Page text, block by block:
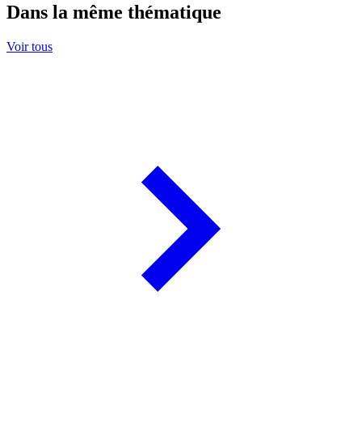
Dans la même thématique
Voir tous